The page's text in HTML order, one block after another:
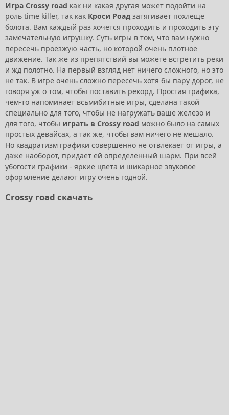
Игра Crossy road как ни какая другая может подойти на
роль time killer, так как Кроси Роад затягивает похлеще
болота. Вам каждый раз хочется проходить и проходить эту
замечательную игрушку. Суть игры в том, что вам нужно
пересечь проезжую часть, но которой очень плотное
движение. Так же из препятствий вы можете встретить реки
и жд полотно. На первый взгляд нет ничего сложного, но это
не так. В игре очень сложно пересечь хотя бы пару дорог, не
говоря уж о том, чтобы поставить рекорд. Простая графика,
чем-то напоминает всьмибитные игры, сделана такой
специально для того, чтобы не нагружать ваше железо и
для того, чтобы играть в Crossy road можно было на самых
простых девайсах, а так же, чтобы вам ничего не мешало.
Но квадратизм графики совершенно не отвлекает от игры, а
даже наоборот, придает ей определенный шарм. При всей
убогости графики - яркие цвета и шикарное звуковое
оформление делают игру очень годной.
Crossy road скачать